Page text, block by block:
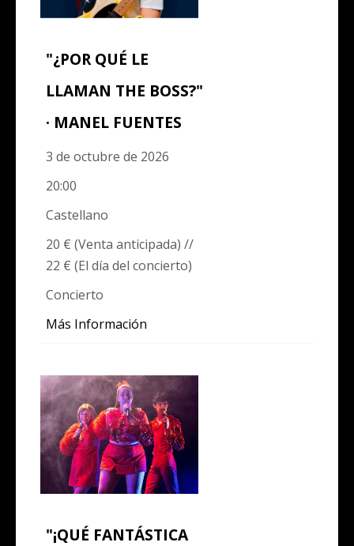
"¿POR QUÉ LE
LLAMAN THE BOSS?"
· MANEL FUENTES
3 de octubre de 2026
20:00
Castellano
20 € (Venta anticipada) //
22 € (El día del concierto)
Concierto
Más Información
"¡QUÉ FANTÁSTICA